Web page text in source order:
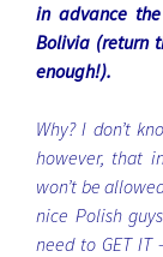
in advance
Bolivia (return
enough!).
Why? I don’t
however, that
won’t be
nice Polish
need to GET IT